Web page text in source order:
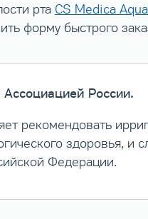
рта CS Medica
форму быстрого
России.
рекомендовать
здоровья, и
Федерации.